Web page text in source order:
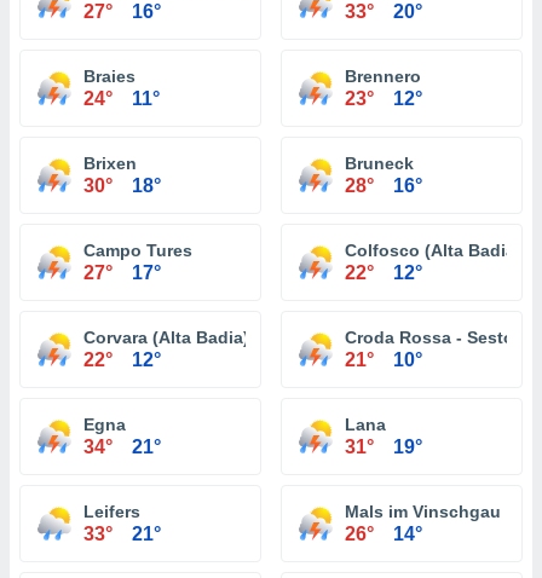
27° 16° 33° 20°
Braies
24° 11°
Brennero
23° 12°
Brixen
30° 18°
Bruneck
28° 16°
Campo Tures
27° 17°
Colfosco (Alta Badia)
22° 12°
Corvara (Alta Badia)
22° 12°
Croda Rossa - Sesto
21° 10°
Egna
34° 21°
Lana
31° 19°
Leifers
33° 21°
Mals im Vinschgau
26° 14°